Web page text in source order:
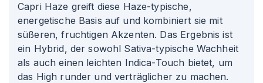
Capri Haze greift diese Haze-typische,
energetische Basis auf und kombiniert sie mit
süßeren, fruchtigen Akzenten. Das Ergebnis ist
ein Hybrid, der sowohl Sativa-typische Wachheit
als auch einen leichten Indica-Touch bietet, um
das High runder und verträglicher zu machen.